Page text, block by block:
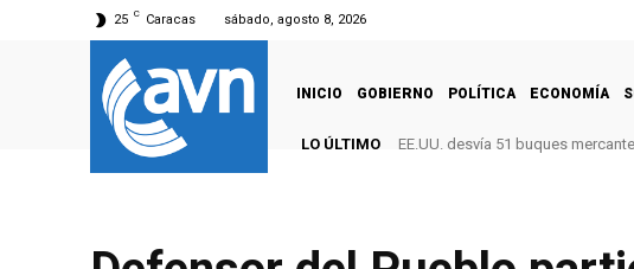
25 C Caracas sábado, agosto 8, 2026
INICIO GOBIERNO POLÍTICA ECONOMÍA
LO ÚLTIMO EE.UU. desvía 51 buques